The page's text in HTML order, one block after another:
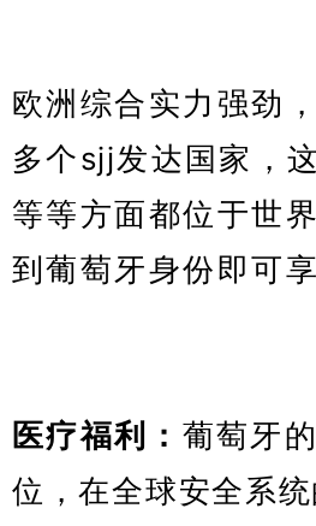
欧洲综合实力强劲
多个sjj发达国家，
等等方面都位于世
到葡萄牙身份即可
医疗福利： 葡萄牙
位，在全球安全系